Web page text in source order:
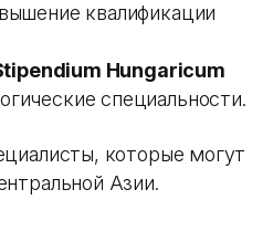
квалификации
Hungaricum
специальности.
которые могут
Азии.